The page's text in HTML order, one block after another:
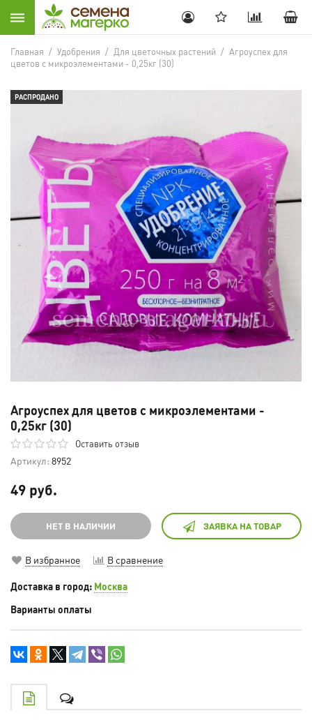
Главная / Удобрения / Для цветочных растений / Агроуспех для
цветов с микроэлементами - 0,25кг (30)
РАСПРОДАНО
Агроуспех для цветов с микроэлементами -
0,25кг (30)
Оставить отзыв
Артикул: 8952
49 руб.
НЕТ В НАЛИЧИИ ЗАЯВКА НА ТОВАР
В избранное В сравнение
Доставка в город: Москва
Варианты оплаты